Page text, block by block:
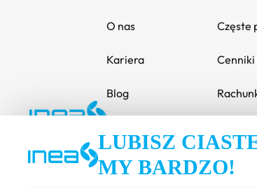
LUBISZ
MY BARDZO!
O nas
Kariera
Blog
Zrównoważony rozwój
Częste